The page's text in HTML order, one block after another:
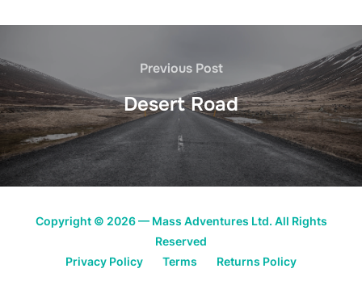
Previous Post
Desert Road
Copyright © 2026 — Mass Adventures Ltd. All Rights
Reserved
Privacy Policy
Terms Returns Policy